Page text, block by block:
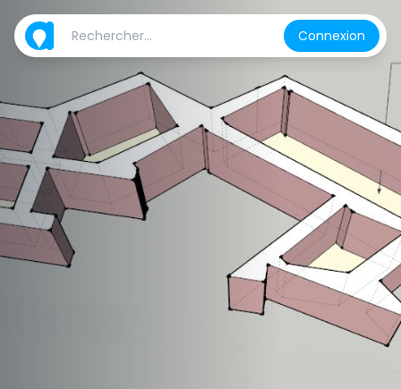
Connexion